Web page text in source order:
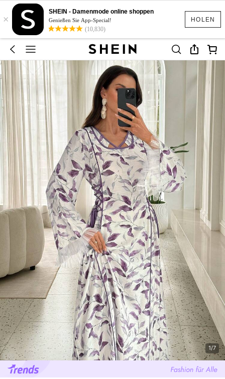
HOLEN
×
SHEIN - Damenmode online shoppen
Genießen Sie App-Special!
(10,830)
1/7